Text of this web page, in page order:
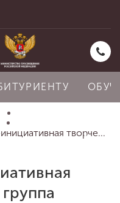
творче...